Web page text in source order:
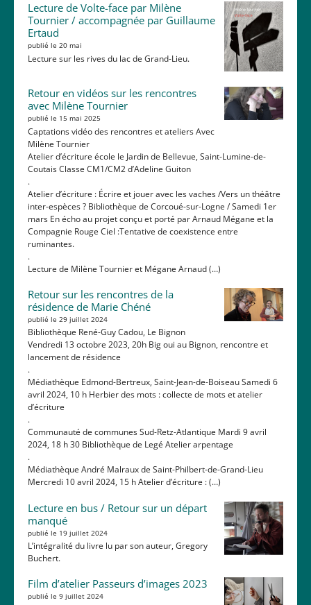
Lecture de Volte-face par Milène
Tournier / accompagnée par Guillaume
Ertaud
publié le 20 mai
Lecture sur les rives du lac de Grand-Lieu.
Retour en vidéos sur les rencontres
avec Milène Tournier
publié le 15 mai 2025
Captations vidéo des rencontres et ateliers Avec
Milène Tournier
Atelier d’écriture école le Jardin de Bellevue, Saint-Lumine-de-
Coutais Classe CM1/CM2 d’Adeline Guiton
.
Atelier d’écriture : Écrire et jouer avec les vaches /Vers un théâtre
inter-espèces ? Bibliothèque de Corcoué-sur-Logne / Samedi 1er
mars En écho au projet conçu et porté par Arnaud Mégane et la
Compagnie Rouge Ciel :Tentative de coexistence entre
ruminantes.
.
Lecture de Milène Tournier et Mégane Arnaud (…)
Retour sur les rencontres de la
résidence de Marie Chéné
publié le 29 juillet 2024
Bibliothèque René-Guy Cadou, Le Bignon
Vendredi 13 octobre 2023, 20h Big oui au Bignon, rencontre et
lancement de résidence
.
Médiathèque Edmond-Bertreux, Saint-Jean-de-Boiseau Samedi 6
avril 2024, 10 h Herbier des mots : collecte de mots et atelier
d’écriture
.
Communauté de communes Sud-Retz-Atlantique Mardi 9 avril
2024, 18 h 30 Bibliothèque de Legé Atelier arpentage
.
Médiathèque André Malraux de Saint-Philbert-de-Grand-Lieu
Mercredi 10 avril 2024, 15 h Atelier d’écriture : (…)
Lecture en bus / Retour sur un départ
manqué
publié le 19 juillet 2024
L’intégralité du livre lu par son auteur, Gregory
Buchert.
Film d’atelier Passeurs d’images 2023
publié le 9 juillet 2024